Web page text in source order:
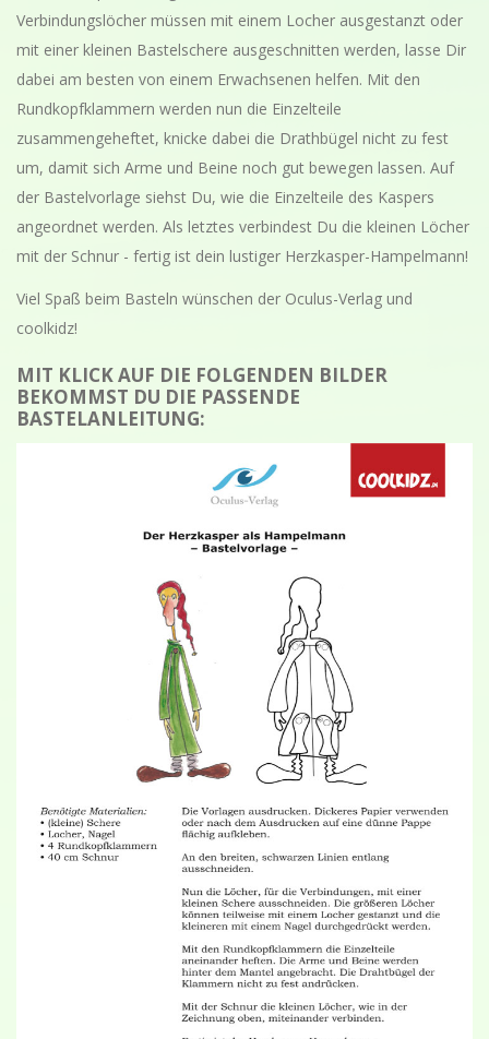
Verbindungslöcher müssen mit einem Locher ausgestanzt oder
mit einer kleinen Bastelschere ausgeschnitten werden, lasse Dir
dabei am besten von einem Erwachsenen helfen. Mit den
Rundkopfklammern werden nun die Einzelteile
zusammengeheftet, knicke dabei die Drathbügel nicht zu fest
um, damit sich Arme und Beine noch gut bewegen lassen. Auf
der Bastelvorlage siehst Du, wie die Einzelteile des Kaspers
angeordnet werden. Als letztes verbindest Du die kleinen Löcher
mit der Schnur - fertig ist dein lustiger Herzkasper-Hampelmann!
Viel Spaß beim Basteln wünschen der Oculus-Verlag und
coolkidz!
MIT KLICK AUF DIE FOLGENDEN BILDER
BEKOMMST DU DIE PASSENDE
BASTELANLEITUNG: